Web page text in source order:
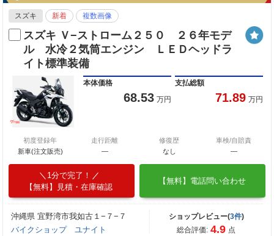
スズキ 新着 複数画像
スズキ Ｖ−ストローム２５０ ２６年モデ
ル 水冷２気筒エンジン ＬＥＤヘッドラ
イト標準装備
本体価格
68.53 万円
支払総額
71.89 万円
初度登録年
新車(注文販売)
走行距離
―
修復歴
なし
車検/自賠責
―
1分で完了！
【無料】見積・在庫確認
【無料】電話問い合わせ
沖縄県 宜野湾市我如古１−７−７
バイクショップ ユナイト
ショップレビュー(3件)
総合評価: 4.9 点